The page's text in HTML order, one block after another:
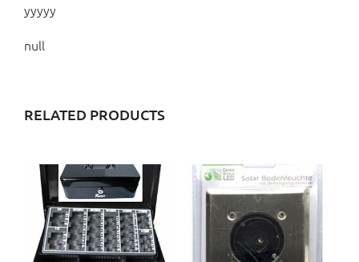
yyyyy
null
RELATED PRODUCTS